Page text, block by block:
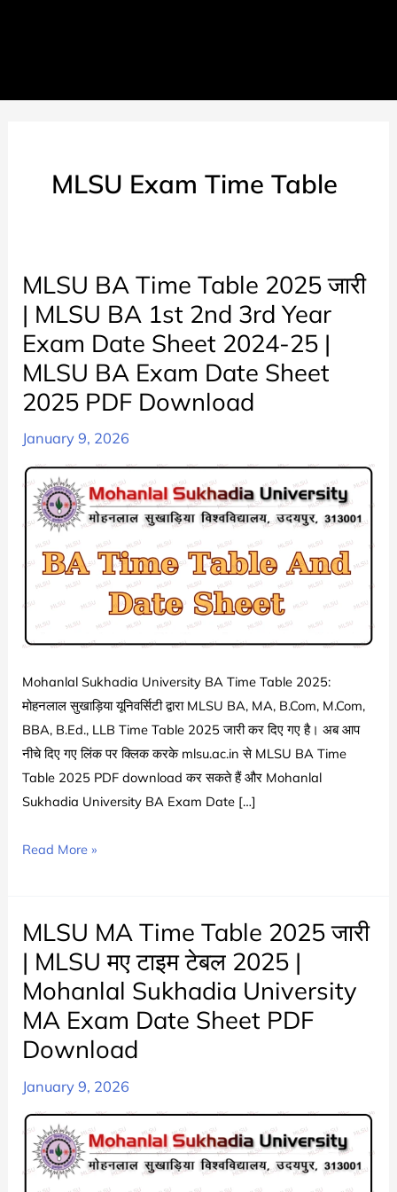
MLSU Exam Time Table
MLSU BA Time Table 2025 जारी
| MLSU BA 1st 2nd 3rd Year
Exam Date Sheet 2024-25 |
MLSU BA Exam Date Sheet
2025 PDF Download
January 9, 2026
Mohanlal Sukhadia University BA Time Table 2025:
मोहनलाल सुखाड़िया यूनिवर्सिटी द्वारा MLSU BA, MA, B.Com, M.Com,
BBA, B.Ed., LLB Time Table 2025 जारी कर दिए गए है। अब आप
नीचे दिए गए लिंक पर क्लिक करके mlsu.ac.in से MLSU BA Time
Table 2025 PDF download कर सकते हैं और Mohanlal
Sukhadia University BA Exam Date […]
MLSU
Table
2025
जारी
MLSU
BA
1st
2nd
3rd
Year
Exam
Date
Read More »
MLSU MA Time Table 2025 जारी
| MLSU मए टाइम टेबल 2025 |
Mohanlal Sukhadia University
MA Exam Date Sheet PDF
Download
January 9, 2026